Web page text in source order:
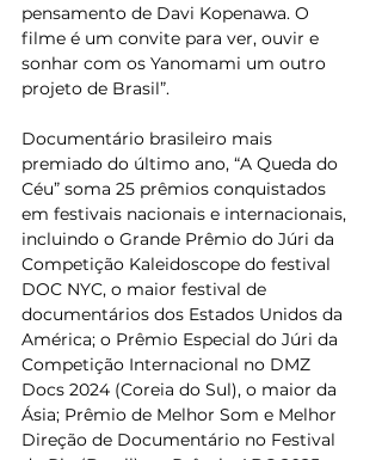
pensamento de Davi Kopenawa. O
filme é um convite para ver, ouvir e
sonhar com os Yanomami um outro
projeto de Brasil”.
Documentário brasileiro mais
premiado do último ano, “A Queda do
Céu” soma 25 prêmios conquistados
em festivais nacionais e internacionais,
incluindo o Grande Prêmio do Júri da
Competição Kaleidoscope do festival
DOC NYC, o maior festival de
documentários dos Estados Unidos da
América; o Prêmio Especial do Júri da
Competição Internacional no DMZ
Docs 2024 (Coreia do Sul), o maior da
Ásia; Prêmio de Melhor Som e Melhor
Direção de Documentário no Festival